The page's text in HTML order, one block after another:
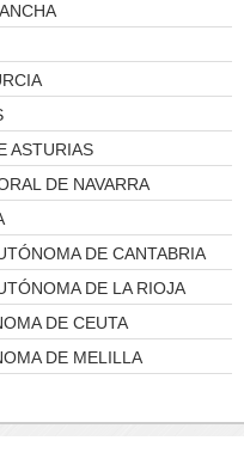
ASTURIAS
DE NAVARRA
DE CANTABRIA
DE LA RIOJA
DE CEUTA
DE MELILLA